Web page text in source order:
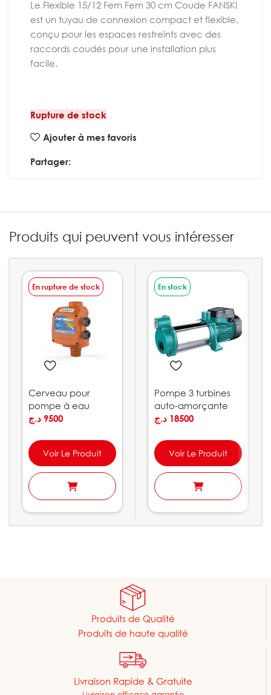
Le Flexible 15/12 Fem Fem 30 cm Coude FANSKI
est un tuyau de connexion compact et flexible,
conçu pour les espaces restreints avec des
raccords coudés pour une installation plus
facile.
Rupture de stock
Ajouter à mes favoris
Partager:
Produits qui peuvent vous intéresser
En rupture de stock
Cerveau pour
pompe à eau
10bar PEDROLLO
9500 د.ج
Voir Le Produit
En stock
Pompe 3 turbines
auto-amorçante
LEO | ACSm100S
18500 د.ج
Voir Le Produit
Produits de Qualité
Produits de haute qualité
Livraison Rapide & Gratuite